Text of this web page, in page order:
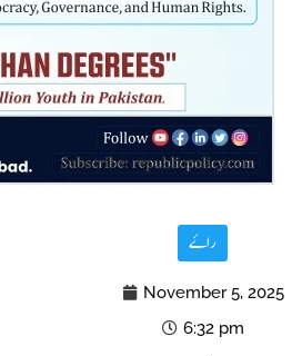
راۓ
November 5, 2025
6:32 pm